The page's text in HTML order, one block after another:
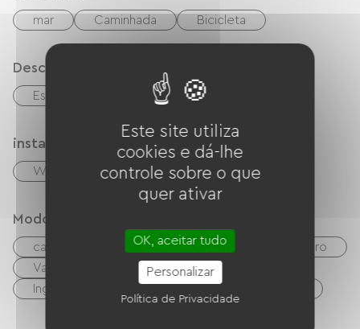
mar Caminhada Bicicleta
Descrição
Estacionamento
instalações
Wi-Fi grátis TV
Modos de paiement
cartão do banco Verificações
dinheiro
Vales de férias (ANCV)
Ingressos para restaurantes
Este site utiliza
cookies e dá-lhe
controle sobre o que
quer ativar
OK, aceitar tudo
Personalizar
Política de Privacidade